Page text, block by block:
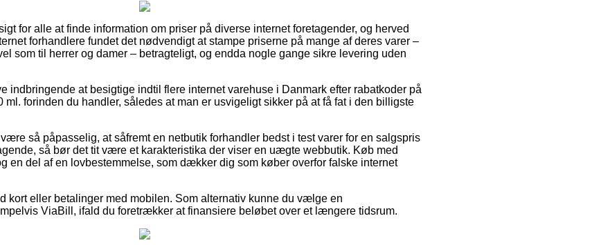
for alle at finde information om priser på diverse internet foretagender, og herved
forhandlere fundet det nødvendigt at stampe priserne på mange af deres varer –
som til herrer og damer – betragteligt, og endda nogle gange sikre levering uden
indbringende at besigtige indtil flere internet varehuse i Danmark efter rabatkoder på
forinden du handler, således at man er usvigeligt sikker på at få fat i den billigste
så påpasselig, at såfremt en netbutik forhandler bedst i test varer for en salgspris
så bør det tit være et karakteristika der viser en uægte webbutik. Køb med
en del af en lovbestemmelse, som dækker dig som køber overfor falske internet
kort eller betalinger med mobilen. Som alternativ kunne du vælge en
ViaBill, ifald du foretrækker at finansiere beløbet over et længere tidsrum.